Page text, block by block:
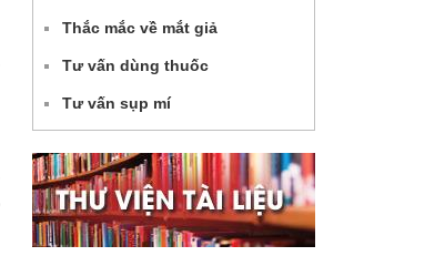
Thắc mắc về mắt giả
Tư vấn dùng thuốc
Tư vấn sụp mí